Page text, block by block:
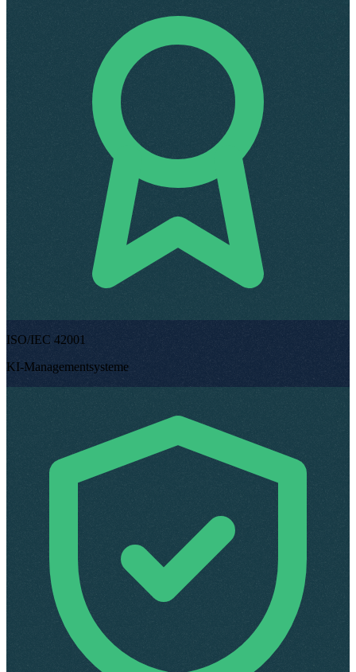
ISO/IEC 42001
KI-Managementsysteme